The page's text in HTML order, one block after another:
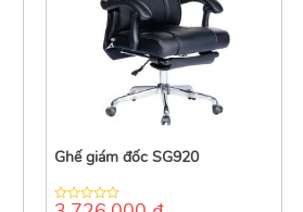
Ghế giám đốc SG920